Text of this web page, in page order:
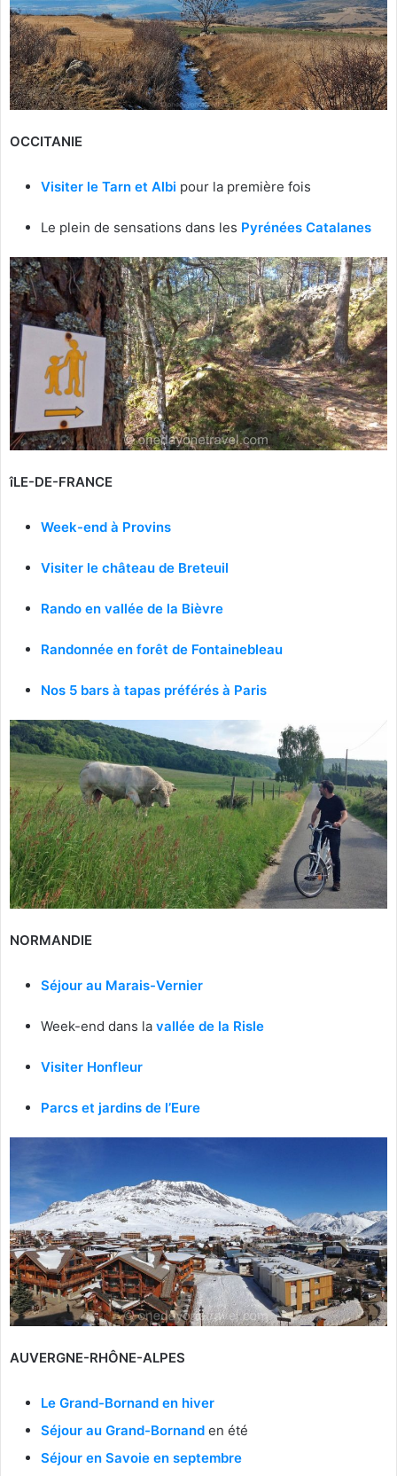
OCCITANIE
Visiter le Tarn et Albi pour la première fois
Le plein de sensations dans les Pyrénées Catalanes
îLE-DE-FRANCE
Week-end à Provins
Visiter le château de Breteuil
Rando en vallée de la Bièvre
Randonnée en forêt de Fontainebleau
Nos 5 bars à tapas préférés à Paris
NORMANDIE
Séjour au Marais-Vernier
Week-end dans la vallée de la Risle
Visiter Honfleur
Parcs et jardins de l’Eure
AUVERGNE-RHÔNE-ALPES
Le Grand-Bornand en hiver
Séjour au Grand-Bornand en été
Séjour en Savoie en septembre